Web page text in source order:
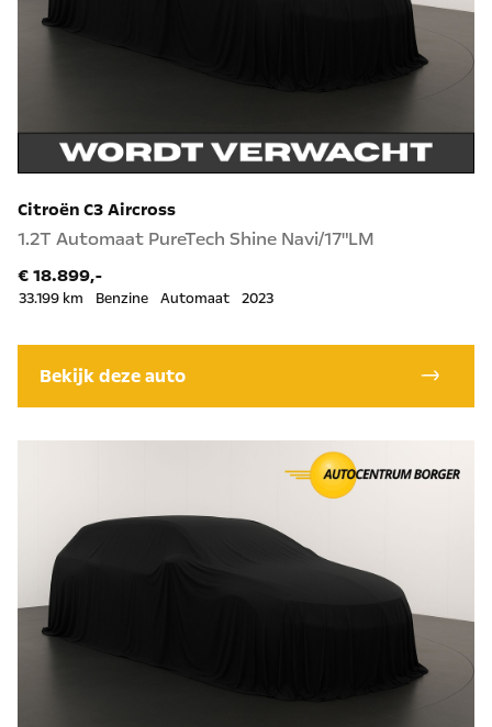
Citroën C3 Aircross
1.2T Automaat PureTech Shine Navi/17"LM
€ 18.899,-
33.199 km Benzine Automaat 2023
Bekijk deze auto